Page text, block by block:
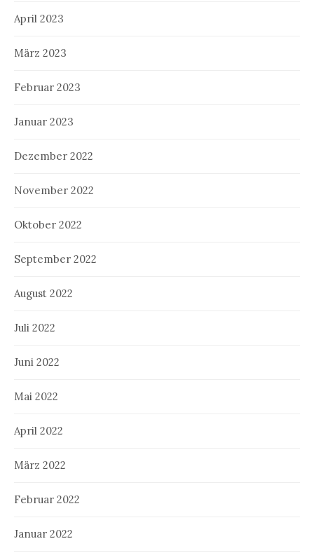
April 2023
März 2023
Februar 2023
Januar 2023
Dezember 2022
November 2022
Oktober 2022
September 2022
August 2022
Juli 2022
Juni 2022
Mai 2022
April 2022
März 2022
Februar 2022
Januar 2022